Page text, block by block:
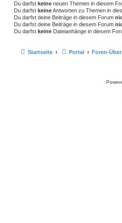
Du darfst keine neuen Themen in diesem
Du darfst keineAntworten zu Themen in
Du darfst deine Beiträge in diesem Forum
Du darfst deine Beiträge in diesem Forum
Du darfst keine Dateianhänge in diesem
Startseite Portal Foren-